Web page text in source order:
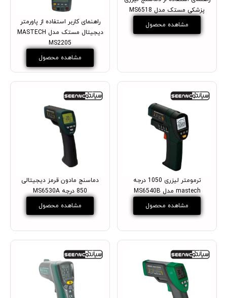
پزشکی مستک مدل MS6518
مشاهده محصول
راهنمای کاربر استفاده از پاورمتر
دیجیتال مستک مدل MASTECH
MS2205
مشاهده محصول
ترمومتر لیزری 1050 درجه
mastech مدل MS6540B
مشاهده محصول
دماسنج مادون قرمز دیجیتالی
850 درجه MS6530A
مشاهده محصول